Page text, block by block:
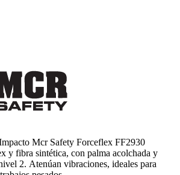
Mcr Safety Forceflex FF2930
y fibra sintética, con palma acolchada y
2. Atenúan vibraciones, ideales para